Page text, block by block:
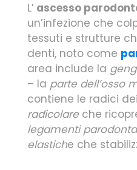
L’ ascesso
un’infezione che
tessuti e strutture
denti, noto come
area include la
– la parte dell’osso
contiene le radici
radicolare che
legamenti
elastiche che